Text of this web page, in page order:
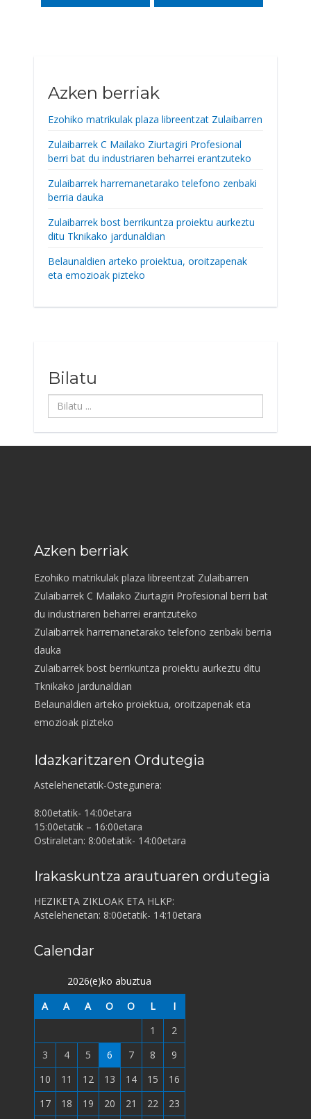
Azken berriak
Ezohiko matrikulak plaza libreentzat Zulaibarren
Zulaibarrek C Mailako Ziurtagiri Profesional
berri bat du industriaren beharrei erantzuteko
Zulaibarrek harremanetarako telefono zenbaki
berria dauka
Zulaibarrek bost berrikuntza proiektu aurkeztu
ditu Tknikako jardunaldian
Belaunaldien arteko proiektua, oroitzapenak
eta emozioak pizteko
Bilatu
Bilatu
...
Azken berriak
Ezohiko matrikulak plaza libreentzat Zulaibarren
Zulaibarrek C Mailako Ziurtagiri Profesional berri bat
du industriaren beharrei erantzuteko
Zulaibarrek harremanetarako telefono zenbaki berria
dauka
Zulaibarrek bost berrikuntza proiektu aurkeztu ditu
Tknikako jardunaldian
Belaunaldien arteko proiektua, oroitzapenak eta
emozioak pizteko
Idazkaritzaren Ordutegia
Astelehenetatik-Ostegunera:
8:00etatik- 14:00etara
15:00etatik – 16:00etara
Ostiraletan: 8:00etatik- 14:00etara
Irakaskuntza arautuaren ordutegia
HEZIKETA ZIKLOAK ETA HLKP:
Astelehenetan: 8:00etatik- 14:10etara
Calendar
2026(e)ko abuztua
A
A A O O L
I
1
2
3
4 5 6 7 8
9
10
11 12 13 14 15
16
17
18 19 20 21 22 23